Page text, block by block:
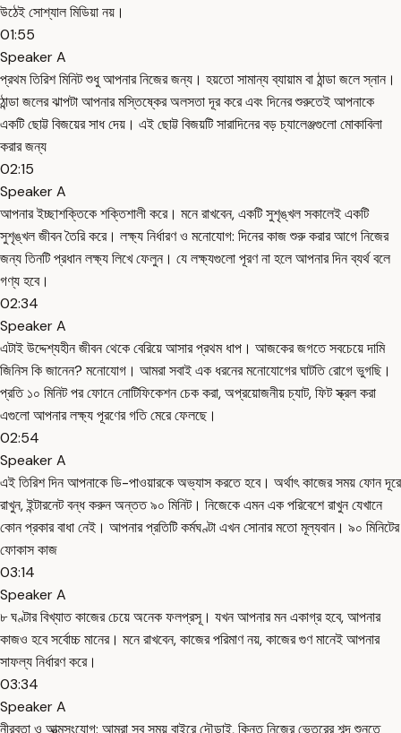
উঠেই সোশ্যাল মিডিয়া নয়।
01:55
Speaker A
প্রথম তিরিশ মিনিট শুধু আপনার নিজের জন্য। হয়তো সামান্য ব্যায়াম বা ঠান্ডা জলে স্নান।
ঠান্ডা জলের ঝাপটা আপনার মস্তিষ্কের অলসতা দূর করে এবং দিনের শুরুতেই আপনাকে
একটি ছোট্ট বিজয়ের সাধ দেয়। এই ছোট্ট বিজয়টি সারাদিনের বড় চ্যালেঞ্জগুলো মোকাবিলা
করার জন্য
02:15
Speaker A
আপনার ইচ্ছাশক্তিকে শক্তিশালী করে। মনে রাখবেন, একটি সুশৃঙ্খল সকালেই একটি
সুশৃঙ্খল জীবন তৈরি করে। লক্ষ্য নির্ধারণ ও মনোযোগ: দিনের কাজ শুরু করার আগে নিজের
জন্য তিনটি প্রধান লক্ষ্য লিখে ফেলুন। যে লক্ষ্যগুলো পূরণ না হলে আপনার দিন ব্যর্থ বলে
গণ্য হবে।
02:34
Speaker A
এটাই উদ্দেশ্যহীন জীবন থেকে বেরিয়ে আসার প্রথম ধাপ। আজকের জগতে সবচেয়ে দামি
জিনিস কি জানেন? মনোযোগ। আমরা সবাই এক ধরনের মনোযোগের ঘাটতি রোগে ভুগছি।
প্রতি ১০ মিনিট পর ফোনে নোটিফিকেশন চেক করা, অপ্রয়োজনীয় চ্যাট, ফিট স্ক্রল করা
এগুলো আপনার লক্ষ্য পূরণের গতি মেরে ফেলছে।
02:54
Speaker A
এই তিরিশ দিন আপনাকে ডি-পাওয়ারকে অভ্যাস করতে হবে। অর্থাৎ কাজের সময় ফোন দূরে
রাখুন, ইন্টারনেট বন্ধ করুন অন্তত ৯০ মিনিট। নিজেকে এমন এক পরিবেশে রাখুন যেখানে
কোন প্রকার বাধা নেই। আপনার প্রতিটি কর্মঘণ্টা এখন সোনার মতো মূল্যবান। ৯০ মিনিটের
ফোকাস কাজ
03:14
Speaker A
৮ ঘণ্টার বিখ্যাত কাজের চেয়ে অনেক ফলপ্রসূ। যখন আপনার মন একাগ্র হবে, আপনার
কাজও হবে সর্বোচ্চ মানের। মনে রাখবেন, কাজের পরিমাণ নয়, কাজের গুণ মানেই আপনার
সাফল্য নির্ধারণ করে।
03:34
Speaker A
নীরবতা ও আত্মসংযোগ: আমরা সব সময় বাইরে দৌড়াই, কিন্তু নিজের ভেতরের শব্দ শুনতে